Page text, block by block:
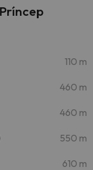
110 m
460 m
460 m
550 m
610 m